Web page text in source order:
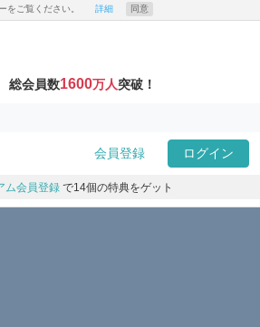
をご覧ください。 詳細 同意
総会員数1600万人突破！
会員登録 ログイン
ム会員登録 で14個の特典をゲット